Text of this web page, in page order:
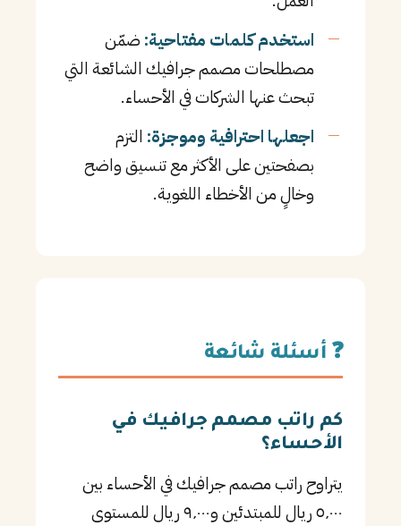
استخدم كلمات مفتاحية: ضمّن
مصطلحات مصمم جرافيك الشائعة التي
تبحث عنها الشركات في الأحساء.
اجعلها احترافية وموجزة: التزم
بصفحتين على الأكثر مع تنسيق واضح
وخالٍ من الأخطاء اللغوية.
❓ أسئلة شائعة
كم راتب مصمم جرافيك في
الأحساء؟
يتراوح راتب مصمم جرافيك في الأحساء بين
٥٬٠٠٠ ريال للمبتدئين و٩٬٠٠٠ ريال للمستوى